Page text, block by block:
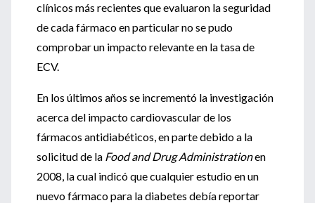
clínicos más recientes que evaluaron la seguridad
de cada fármaco en particular no se pudo
comprobar un impacto relevante en la tasa de
ECV.
En los últimos años se incrementó la investigación
acerca del impacto cardiovascular de los
fármacos antidiabéticos, en parte debido a la
solicitud de la Food and Drug Administrationen
2008, la cual indicó que cualquier estudio en un
nuevo fármaco para la diabetes debía reportar